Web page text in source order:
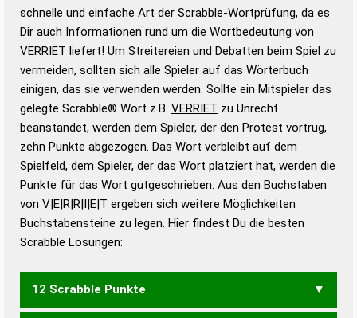
Wortwurzel liefert mit Hilfe eines semantischen
Wortanalyse-Algorithmus gute Anhaltspunkte zu
Wortbedeutung, Worttrennung und Wortform, um die
Gültigkeit eines Wortes für das Scrabble-Spiel zu
bestimmen!
zugelassene Turnier Scrabble-
Wörterbücher sind:
Duden – Standardwerk in 12 Bänden
Duden – Richtiges und gutes
Deutsch
Duden – Die deutsche Grammatik
Duden – Deutsches
schnelle und einfache Art der Scrabble-Wortprüfung, da es
Dir auch Informationen rund um die Wortbedeutung von
VERRIET liefert! Um Streitereien und Debatten beim Spiel zu
vermeiden, sollten sich alle Spieler auf das Wörterbuch
einigen, das sie verwenden werden. Sollte ein Mitspieler das
gelegte Scrabble® Wort z.B. VERRIET zu Unrecht
beanstandet, werden dem Spieler, der den Protest vortrug,
zehn Punkte abgezogen. Das Wort verbleibt auf dem
Spielfeld, dem Spieler, der das Wort platziert hat, werden die
Punkte für das Wort gutgeschrieben. Aus den Buchstaben
von V|E|R|R|I|E|T ergeben sich weitere Möglichkeiten
Buchstabensteine zu legen. Hier findest Du die besten
Scrabble Lösungen:
12 Scrabble Punkte